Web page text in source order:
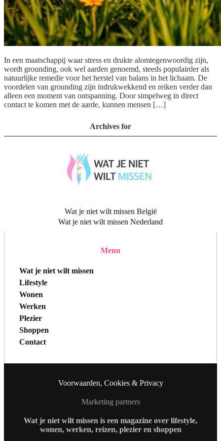
In een maatschappij waar stress en drukte alomtegenwoordig zijn,
wordt grounding, ook wel aarden genoemd, steeds populairder als
natuurlijke remedie voor het herstel van balans in het lichaam. De
voordelen van grounding zijn indrukwekkend en reiken verder dan
alleen een moment van ontspanning. Door simpelweg in direct
contact te komen met de aarde, kunnen mensen […]
Archives for
Wat je niet wilt missen België
Wat je niet wilt missen Nederland
Menu
Wat je niet wilt missen
Lifestyle
Wonen
Werken
Plezier
Shoppen
Contact
Voorwaarden, Cookies & Privacy
Marketing partners
Wat je niet wilt missen is een magazine over lifestyle,
wonen, werken, reizen, plezier en shoppen